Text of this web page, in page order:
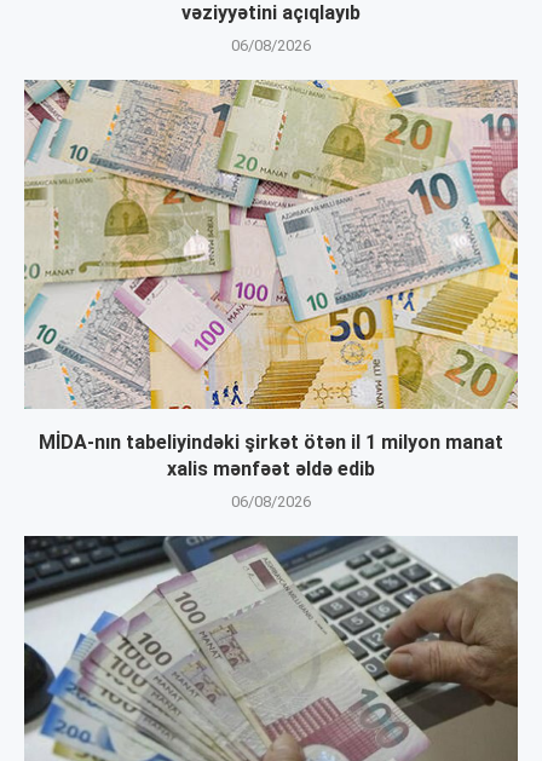
vəziyyətini açıqlayıb
06/08/2026
MİDA-nın tabeliyindəki şirkət ötən il 1 milyon manat
xalis mənfəət əldə edib
06/08/2026